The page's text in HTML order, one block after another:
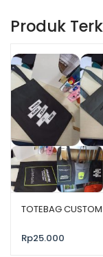
Produk
TOTEBAG CUSTOM
Rp25.000